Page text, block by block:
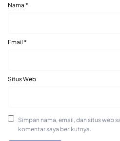
Nama *
Email *
Situs Web
Simpan nama, email, dan situs web
komentar saya berikutnya.